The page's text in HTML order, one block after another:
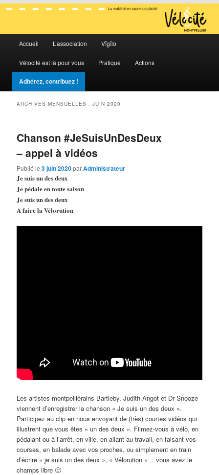
Vélocité Grand Montpellier
La mobilité en toute simplicité
Aller
au
contenu
principal
Aller
au
contenu
secondaire
Accueil L’association Vĭgĭlo
Vélocité est là pour vous Pratique Actions
Adhérez, contribuez !
ARCHIVES MENSUELLES :JUIN 2020
Chanson #JeSuisUnDesDeux
– appel à vidéos
Publié le3 juin 2020parAdministrateur
Je suis un des deux
Je pédale en toute saison
Je suis un des deux
A faire la Vélorution
Les artistes montpelliérains Bartleby, Judith Angot et Dr Snooze
viennent d’enregistrer la chanson « Je suis un des deux ».
Participez au clip en nous envoyant de (très) courtes vidéos qui
illustrent que vous êtes « un des deux ». Filmez-vous à vélo, en
pédalant ou à l’arrêt, en ville, en allant au travail, en faisant vos
courses, en balade avec vos proches, ou simplement en train
d’écrire « je suis un des deux », « Vélorution »… vous avez le
champs libre🙂